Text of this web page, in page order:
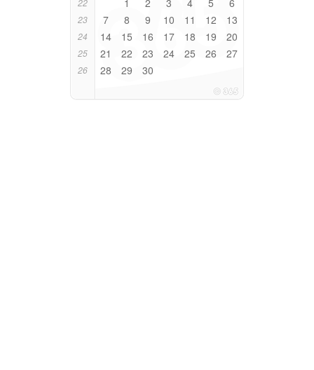
22 1 2 3 4 5 6
23 7 8 9 10 11 12 13
24 14 15 16 17 18 19 20
25 21 22 23 24 25 26 27
26 28 29 30